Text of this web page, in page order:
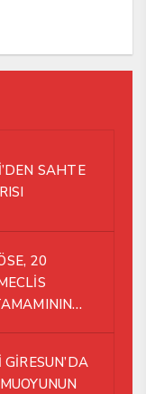
SAHTE
20
VERDİK